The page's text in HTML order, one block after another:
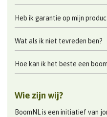
Heb ik garantie op mijn
Wat als ik niet tevreden ben?
Hoe kan ik het beste een
Wie zijn wij?
BoomNL is een initiatief van